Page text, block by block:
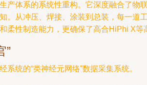
体系的系统性重构。它深度融合了物
。从冲压、焊接、涂装到总装，每一
性制造能力，更确保了高合HiPhi X等
”
统的“类神经元网络”数据采集系统。